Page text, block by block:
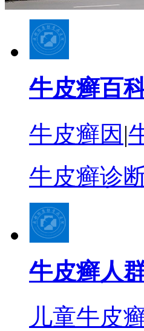
牛皮癣百
牛皮癣因 |
牛皮癣诊
牛皮癣人
儿童牛皮